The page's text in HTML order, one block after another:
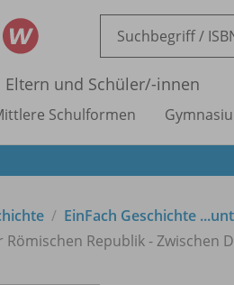
Eltern und Schüler/-innen
Schulformen
EinFach Geschichte
Republik - Zwischen